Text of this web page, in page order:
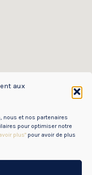
aux
nous et nos partenaires
pour optimiser notre
plus" pour avoir de plus